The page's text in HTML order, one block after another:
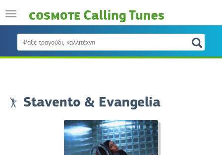
Stavento & Evangelia